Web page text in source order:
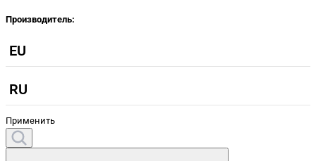
Производитель:
EU
RU
Применить